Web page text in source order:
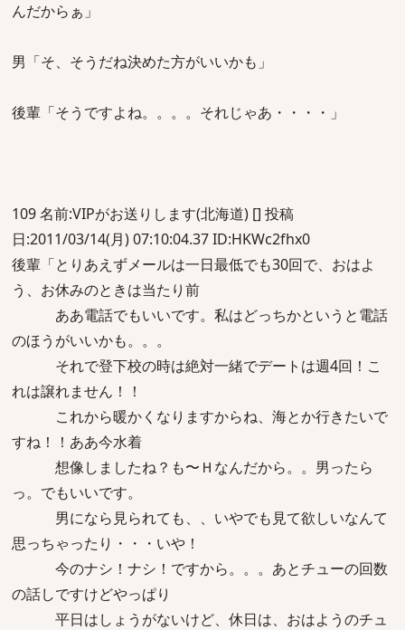
んだからぁ」
男「そ、そうだね決めた方がいいかも」
後輩「そうですよね。。。。それじゃあ・・・・」
109 名前:VIPがお送りします(北海道) [] 投稿
日:2011/03/14(月) 07:10:04.37 ID:HKWc2fhx0
後輩「とりあえずメールは一日最低でも30回で、おはよ
う、お休みのときは当たり前
ああ電話でもいいです。私はどっちかというと電話
のほうがいいかも。。。
それで登下校の時は絶対一緒でデートは週4回！こ
れは譲れません！！
これから暖かくなりますからね、海とか行きたいで
すね！！ああ今水着
想像しましたね？も〜Ｈなんだから。。男ったら
っ。でもいいです。
男になら見られても、、いやでも見て欲しいなんて
思っちゃったり・・・いや！
今のナシ！ナシ！ですから。。。あとチューの回数
の話しですけどやっぱり
平日はしょうがないけど、休日は、おはようのチュ